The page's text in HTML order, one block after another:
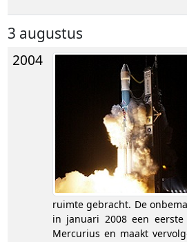
3 augustus
2004
ruimte gebracht. De
in januari 2008 een
Mercurius en maakt